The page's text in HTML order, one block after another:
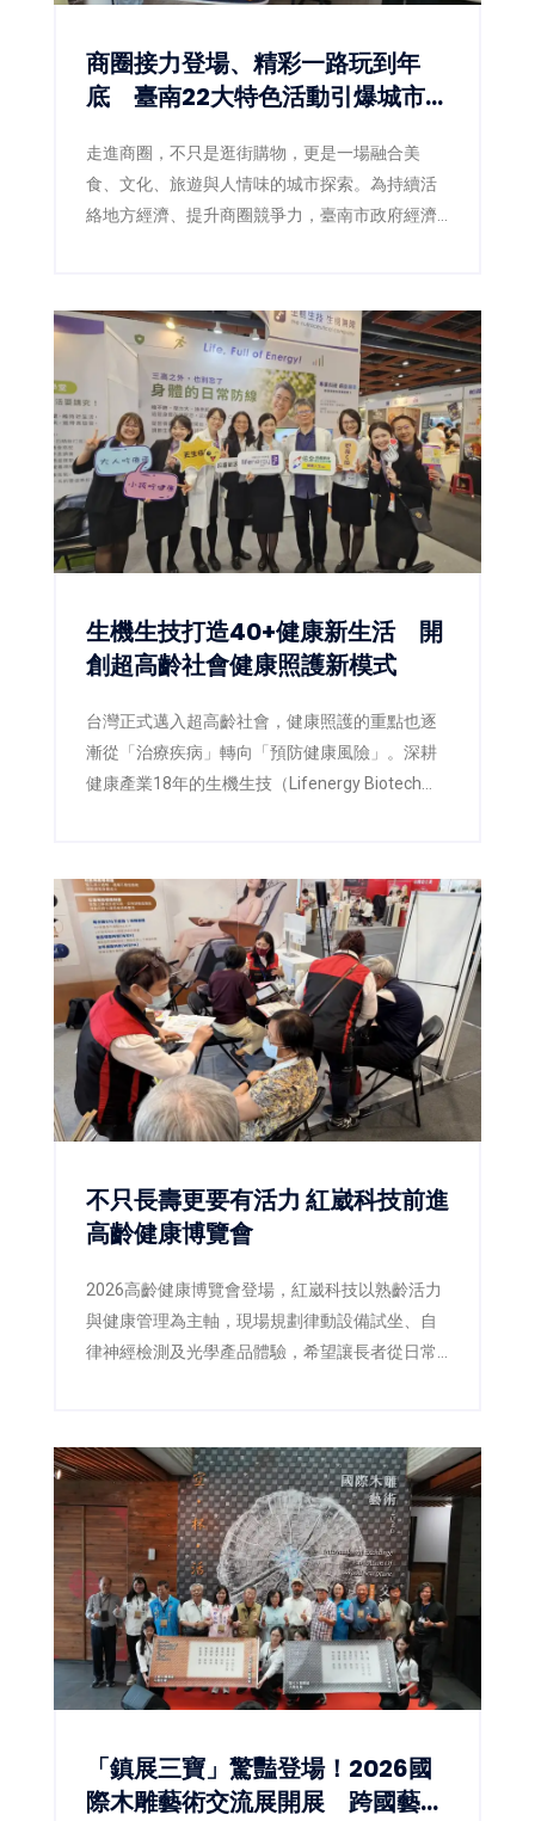
商圈接力登場、精彩一路玩到年
底 臺南22大特色活動引爆城市消
走進商圈，不只是逛街購物，更是一場融合美
食、文化、旅遊與人情味的城市探索。為持續活
絡地方經濟、提升商圈競爭力，臺南市政府經濟
節等節慶氛圍，串聯文化走讀、美食饗宴、親子
體驗、生態旅遊、寵物嘉年華及低碳輕旅行等多
元主題，邀請全國民眾走進臺南巷弄，感受最具
地方特色的商圈魅力，讓觀光人潮轉化為消費商
機，為城市注入源源不絕的經濟活力。
生機生技打造40+健康新生活 開
創超高齡社會健康照護新模式
台灣正式邁入超高齡社會，健康照護的重點也逐
漸從「治療疾病」轉向「預防健康風險」。深耕
健康產業18年的生機生技（Lifenergy Biotech
「2026高齡健康產業博覽會」上，打造兼具專業
衛教、互動體驗與智慧健康概念的展區，希望透
過健康教育、藥師專業及AI科技，翻轉民眾對健
康管理的既有觀念，讓「健康，不該等到生病才
開始」成為全民日常。
不只長壽更要有活力 紅崴科技前進
高齡健康博覽會
2026高齡健康博覽會登場，紅崴科技以熟齡活力
與健康管理為主軸，現場規劃律動設備試坐、自
律神經檢測及光學產品體驗，希望讓長者從日常
「鎮展三寶」驚豔登場！2026國
際木雕藝術交流展開展 跨國藝術